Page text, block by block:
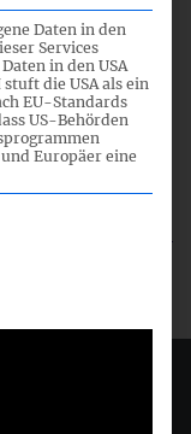
Daten in den
Services
in den USA
stuft die USA als ein
EU-Standards
US-Behörden
Europäer eine
für die eine